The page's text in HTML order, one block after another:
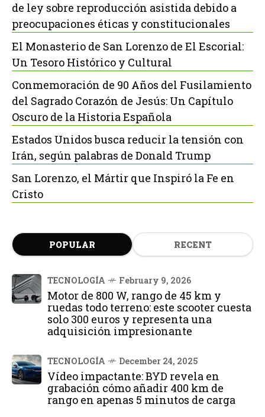
de ley sobre reproducción asistida debido a
preocupaciones éticas y constitucionales
El Monasterio de San Lorenzo de El Escorial:
Un Tesoro Histórico y Cultural
Conmemoración de 90 Años del Fusilamiento
del Sagrado Corazón de Jesús: Un Capítulo
Oscuro de la Historia Española
Estados Unidos busca reducir la tensión con
Irán, según palabras de Donald Trump
San Lorenzo, el Mártir que Inspiró la Fe en
Cristo
POPULAR RECENT
TECNOLOGÍA February 9, 2026
Motor de 800 W, rango de 45 km y
ruedas todo terreno: este scooter cuesta
solo 300 euros y representa una
adquisición impresionante
TECNOLOGÍA December 24, 2025
Vídeo impactante: BYD revela en
grabación cómo añadir 400 km de
rango en apenas 5 minutos de carga